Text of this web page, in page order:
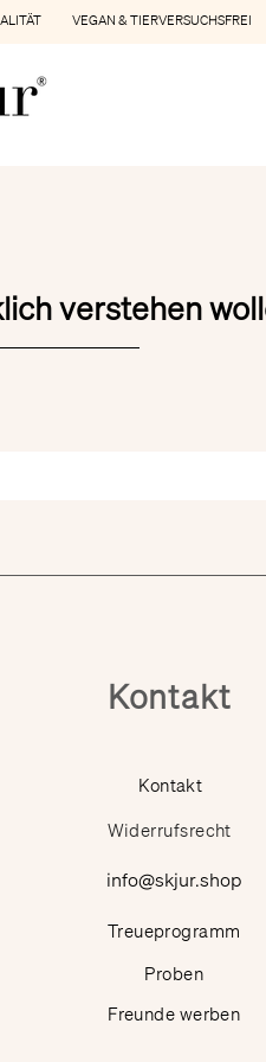
VEGAN & TIERVERSUCHSFREI
verstehen
Kontakt
Kontakt
Widerrufsrecht
info@skjur.shop
Treueprogramm
Proben
Freunde werben